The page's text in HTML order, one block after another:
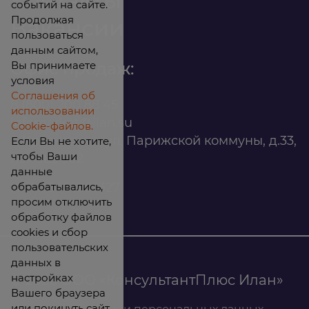
Вакансии
Офис продаж:
infomarket@ilan.su
г. Красноярск, ул. Парижской коммуны, д.33,
помещ. 302
ИНН: 2465263327
© 2026 ООО «КонсультантПлюс Илан»
событий на сайте.
Продолжая
пользоваться
данным сайтом,
Вы принимаете
условия
Соглашения об
использовании
Cookie-файлов.
Если Вы не хотите,
чтобы Ваши
данные
обрабатывались,
просим отключить
обработку файлов
cookies и сбор
пользовательских
данных в
настройках
Вашего браузера